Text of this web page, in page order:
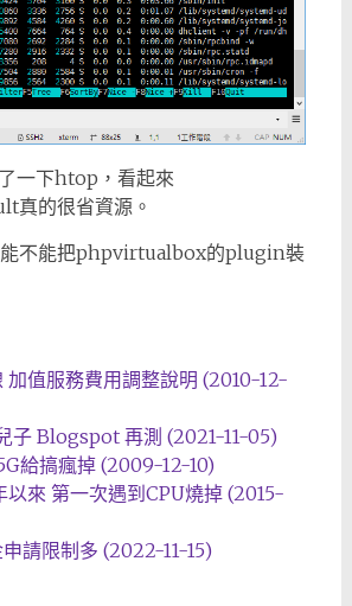
一下htop，看起來
真的很省資源。
能不能把phpvirtualbox的plugin裝
加值服務費用調整說明 (2010-12-
子 Blogspot 再測 (2021-11-05)
給搞瘋掉 (2009-12-10)
以來 第一次遇到CPU燒掉 (2015-
請限制多 (2022-11-15)